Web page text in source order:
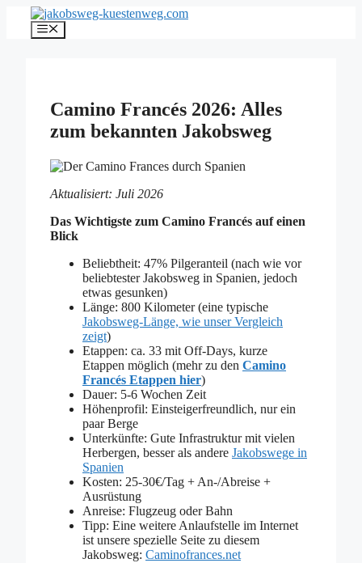
Inhalt
springen
Menü
Camino Francés 2026: Alles
zum bekannten Jakobsweg
Aktualisiert: Juli 2026
Das Wichtigste zum Camino Francés auf einen
Blick
Beliebtheit: 47% Pilgeranteil (nach wie vor
beliebtester Jakobsweg in Spanien, jedoch
etwas gesunken)
Länge: 800 Kilometer (eine typische
Jakobsweg-Länge, wie unser Vergleich
zeigt)
Etappen: ca. 33 mit Off-Days, kurze
Etappen möglich (mehr zu den Camino
Francés Etappen hier)
Dauer: 5-6 Wochen Zeit
Höhenprofil: Einsteigerfreundlich, nur ein
paar Berge
Unterkünfte: Gute Infrastruktur mit vielen
Herbergen, besser als andere Jakobswege in
Spanien
Kosten: 25-30€/Tag + An-/Abreise +
Ausrüstung
Anreise: Flugzeug oder Bahn
Tipp: Eine weitere Anlaufstelle im Internet
ist unsere spezielle Seite zu diesem
Jakobsweg: Caminofrances.net